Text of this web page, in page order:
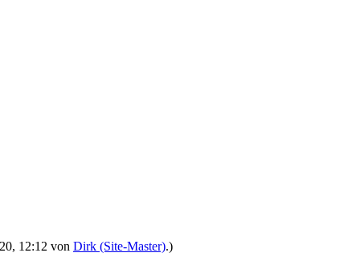
12:12 von Dirk (Site-Master).)